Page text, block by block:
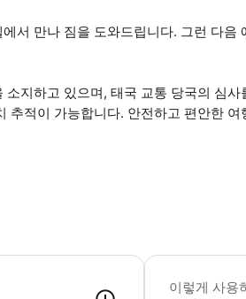
서 만나 짐을 도와드립니다. 그런 다
지하고 있으며, 태국 교통 당국의 심
추적이 가능합니다. 안전하고 편안한
* 소요시간 : 45분 (
이렇게 사용